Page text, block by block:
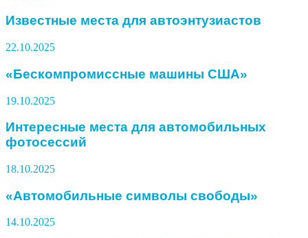
Известные места для автоэнтузиастов
22.10.2025
«Бескомпромиссные машины США»
19.10.2025
Интересные места для автомобильных
фотосессий
18.10.2025
«Автомобильные символы свободы»
14.10.2025